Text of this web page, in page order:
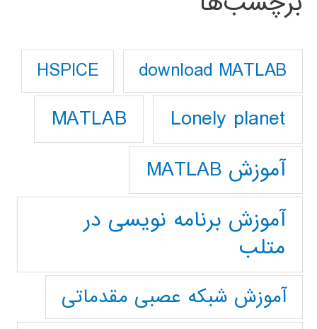
download MATLAB
HSPICE
Lonely planet
MATLAB
آموزش MATLAB
آموزش برنامه نویسی در
متلب
آموزش شبکه عصبی مقدماتی